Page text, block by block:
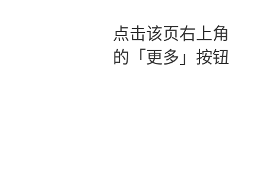
点击该页右上角
的「更多」按钮